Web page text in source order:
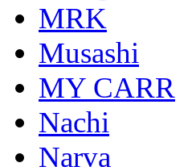
MRK
Musashi
MY CARR
Nachi
Narva